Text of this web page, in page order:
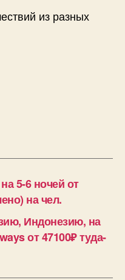
из разных
5-6 ночей от
на чел.
Индонезию, на
от 47100₽ туда-